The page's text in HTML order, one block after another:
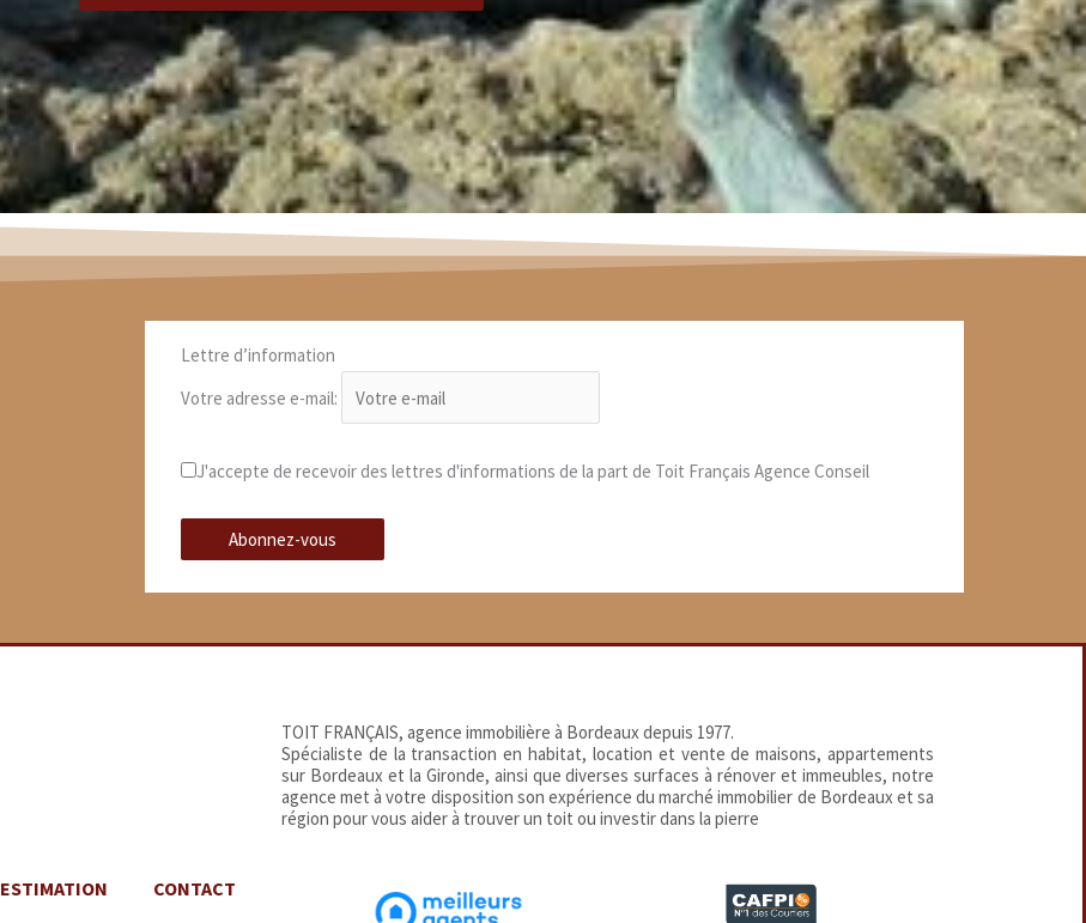
Lettre d’information
Votre adresse e-mail:
J'accepte de recevoir des lettres d'informations de la part de Toit Français Agence Conseil
ESTIMATION CONTACT
TOIT FRANÇAIS, agence immobilière à Bordeaux depuis 1977.
Spécialiste de la transaction en habitat, location et vente de maisons, appartements
sur Bordeaux et la Gironde, ainsi que diverses surfaces à rénover et immeubles, notre
agence met à votre disposition son expérience du marché immobilier de Bordeaux et sa
région pour vous aider à trouver un toit ou investir dans la pierre